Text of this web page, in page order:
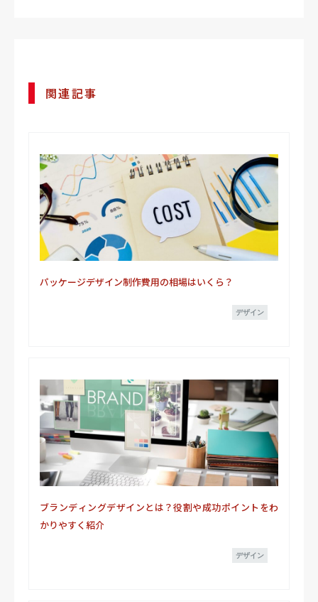
関連記事
パッケージデザイン制作費用の相場はいくら？
デザイン
ブランディングデザインとは？役割や成功ポイントをわ
かりやすく紹介
デザイン